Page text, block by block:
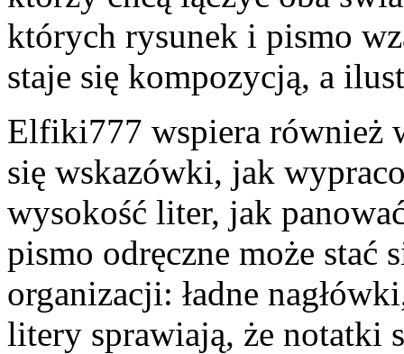
których rysunek i pismo
staje się kompozycją, a
Elfiki777 wspiera również
się wskazówki, jak
wysokość liter, jak
pismo odręczne może stać
organizacji: ładne
litery sprawiają, że notatki